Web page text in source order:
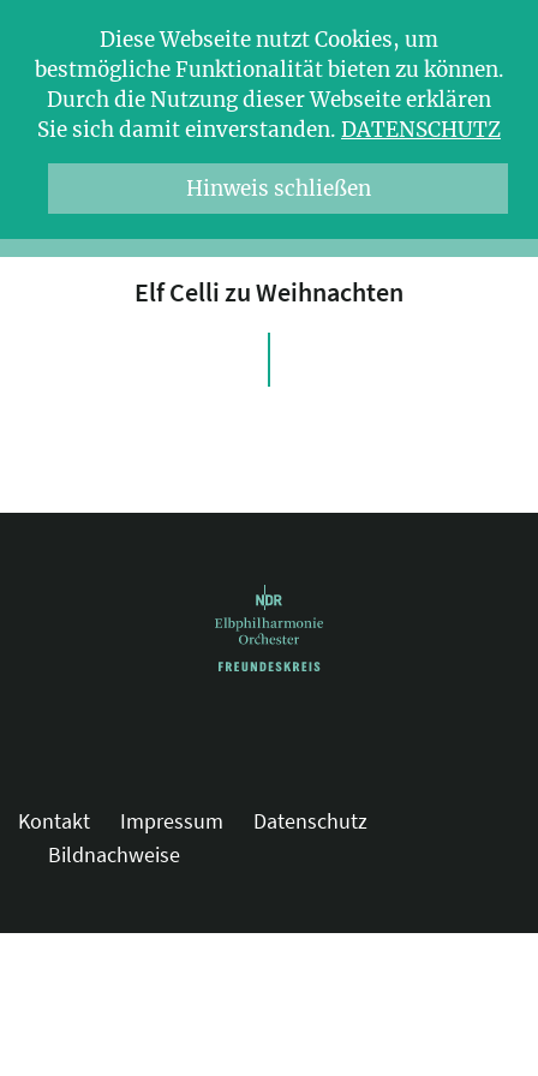
Diese Webseite nutzt Cookies, um
bestmögliche Funktionalität bieten zu können.
Durch die Nutzung dieser Webseite erklären
Sie sich damit einverstanden. DATENSCHUTZ
Hinweis schließen
Elf Celli zu Weihnachten
Kontakt Impressum
Datenschutz
Bildnachweise